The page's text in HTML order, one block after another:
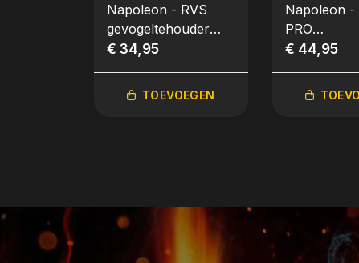
Napoleon - RVS
gevogeltehouder
met afneembaar
€ 34,95
TOEVOEGEN
Napoleon -
PRO
€ 44,95